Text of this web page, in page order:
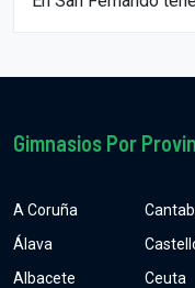
Gimnasios Por
A Coruña
Álava
Albacete
Ceuta